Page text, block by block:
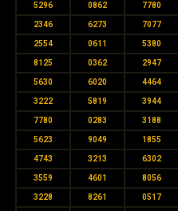
5296 0862 7780
2346 6273 7077
2554 0611 5380
8125 0362 2947
5630 6020 4464
3222 5819 3944
7780 0283 3188
5623 9049 1855
4743 3213 6302
3559 4601 8056
3228 8261 0517